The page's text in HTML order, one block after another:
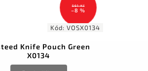
561 Kč
–8 %
Kód: VOSX0134
Knife Pouch Green
X0134